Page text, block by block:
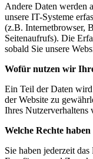
Andere Daten werden
unsere IT-Systeme
(z.B. Internetbrowser,
Seitenaufrufs). Die
sobald Sie unsere
Wofür nutzen wir
Ein Teil der Daten
der Website zu
Ihres Nutzerverhaltens
Welche Rechte
Sie haben jederzeit